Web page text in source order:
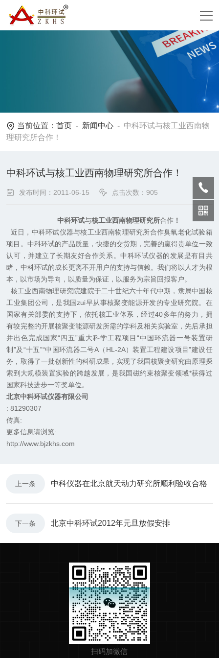
当前位置：首页 - 新闻中心 - 中科环试与核工业西南物
理研究所合作！
中科环试与核工业西南物理研究所合作！
发布时间：2011-06-15 点击次数：905
中科环试与核工业西南物理研究所合作 ！
近日，中科环试仪器与核工业西南物理研究所合作臭氧老化试验箱
项目。中科环试的产品质量，快捷的交货期，完善的赢得贵单位一致
认可，并建立了长期友好合作关系。中科环试仪器的发展是有目共
睹，中科环试的成长更离不开用户的支持与信赖。我们将以人才为根
本，以市场为导向，以质量为保证，以服务为宗旨回报客户。
核工业西南物理研究院建院于二十世纪六十年代中期，隶属中国核
工业集团公司，是我国zui早从事核聚变能源开发的专业研究院。在
国家有关部委的支持下，依托核工业体系，经过40多年的努力，拥
有较完整的开展核聚变能源研发所需的学科及相关实验室，先后承担
并出色完成国家“四五”重大科学工程项目“中国环流器一号装置研
制”及“十五”“中国环流器二号A（HL-2A）装置工程建设项目”建设任
务，取得了一批创新性的科研成果，实现了我国核聚变研究由原理探
索到大规模装置实验的跨越发展，是我国磁约束核聚变领域*获得过
国家科技进步一等奖单位。
北京中科环试仪器有限公司
: 81290307
传真:
更多信息请浏览:
http://www.bjzkhs.com
上一条 中科仪器在北京航天动力研究所顺利验收合格
下一条 北京中科环试2012年元旦放假安排
扫码加微信